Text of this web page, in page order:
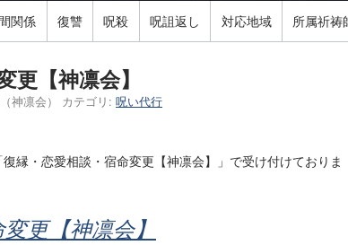
関係 復讐 呪殺 呪詛返し 対応地域 所属祈祷
更【神凛会】
神凛会） カテゴリ: 呪い代行
縁・恋愛相談・宿命変更【神凛会】」で受け付けておりま
更【神凛会】